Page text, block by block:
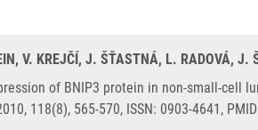
V. KREJČÍ, J. ŠŤASTNÁ, L. RADOVÁ, J.
of BNIP3 protein in non-small-cell
118(8), 565-570, ISSN: 0903-4641,